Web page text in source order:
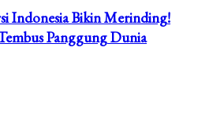
Indonesia Bikin Merinding!
Panggung Dunia